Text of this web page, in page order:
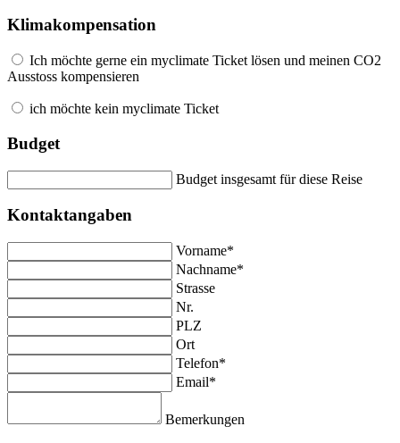
Klimakompensation
Ich möchte gerne ein myclimate Ticket lösen und meinen CO2
Ausstoss kompensieren
ich möchte kein myclimate Ticket
Budget
Budget insgesamt für diese Reise
Kontaktangaben
Vorname*
Nachname*
Strasse
Nr.
PLZ
Ort
Telefon*
Email*
Bemerkungen